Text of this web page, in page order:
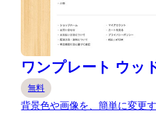
ワンプレート ウッ
無料
背景色や画像を、簡単に変更